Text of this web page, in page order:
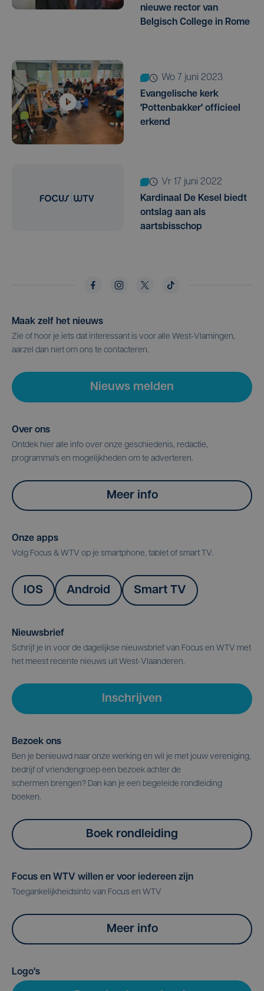
nieuwe rector van
Belgisch College in Rome
wo 7 juni 2023
Evangelische kerk
'Pottenbakker' officieel
erkend
vr 17 juni 2022
Kardinaal De Kesel biedt
ontslag aan als
aartsbisschop
Maak zelf het nieuws
Zie of hoor je iets dat interessant is voor alle West-Vlamingen,
aarzel dan niet om ons te contacteren.
Nieuws melden
Over ons
Ontdek hier alle info over onze geschiedenis, redactie,
programma's en mogelijkheden om te adverteren.
Meer info
Onze apps
Volg Focus & WTV op je smartphone, tablet of smart TV.
IOS Android Smart TV
Nieuwsbrief
Schrijf je in voor de dagelijkse nieuwsbrief van Focus en WTV met
het meest recente nieuws uit West-Vlaanderen.
Inschrijven
Bezoek ons
Ben je benieuwd naar onze werking en wil je met jouw vereniging,
bedrijf of vriendengroep een bezoek achter de
schermen brengen? Dan kan je een begeleide rondleiding
boeken.
Boek rondleiding
Focus en WTV willen er voor iedereen zijn
Toegankelijkheidsinfo van Focus en WTV
Meer info
Logo's